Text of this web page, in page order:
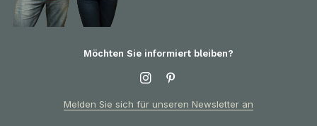
Möchten Sie informiert bleiben?
Melden Sie sich für unseren Newsletter an